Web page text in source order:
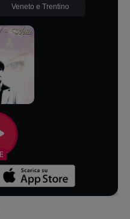
Veneto e Trentino